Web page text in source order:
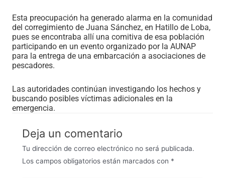
Esta preocupación ha generado alarma en la comunidad
del corregimiento de Juana Sánchez, en Hatillo de Loba,
pues se encontraba allí una comitiva de esa población
participando en un evento organizado por la AUNAP
para la entrega de una embarcación a asociaciones de
pescadores.
Las autoridades continúan investigando los hechos y
buscando posibles víctimas adicionales en la
emergencia.
Deja un comentario
Tu dirección de correo electrónico no será publicada.
Los campos obligatorios están marcados con *